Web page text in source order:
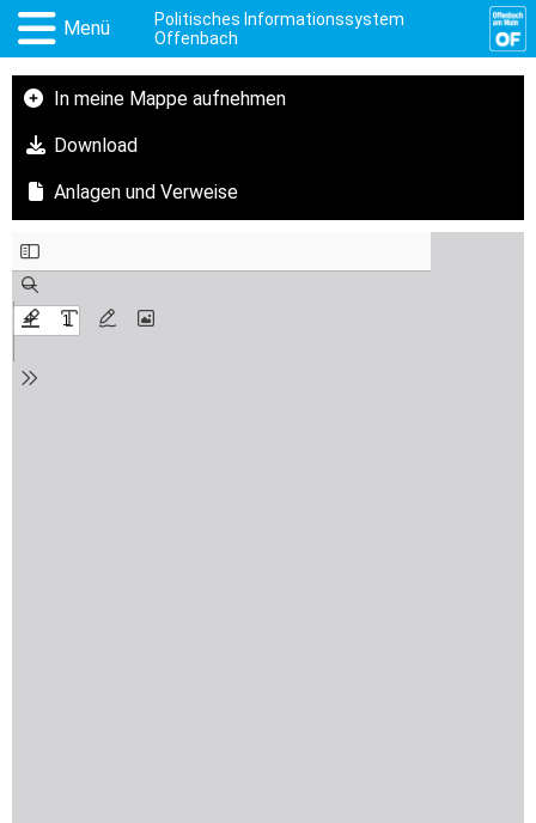
Menü
Politisches Informationssystem
Offenbach
In meine Mappe aufnehmen
Download
Anlagen und Verweise